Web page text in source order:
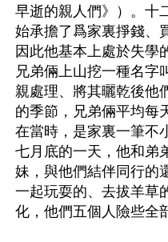
早逝的親人們》）。十
始承擔了爲家裏掙錢、
因此他基本上處於失學
兄弟倆上山挖一種名字
親處理、將其曬乾後他
的季節，兄弟倆平均每
在當時，是家裏一筆不
七月底的一天，他和弟
妹，與他們結伴同行的
一起玩耍的、去拔羊草
化，他們五個人險些全